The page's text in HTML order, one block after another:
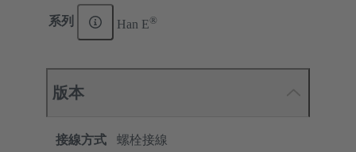
系列 Han E®
版本
接線方式
螺栓接線